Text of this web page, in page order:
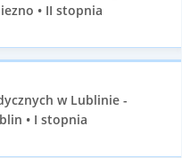
• II stopnia
w Lublinie -
• I stopnia